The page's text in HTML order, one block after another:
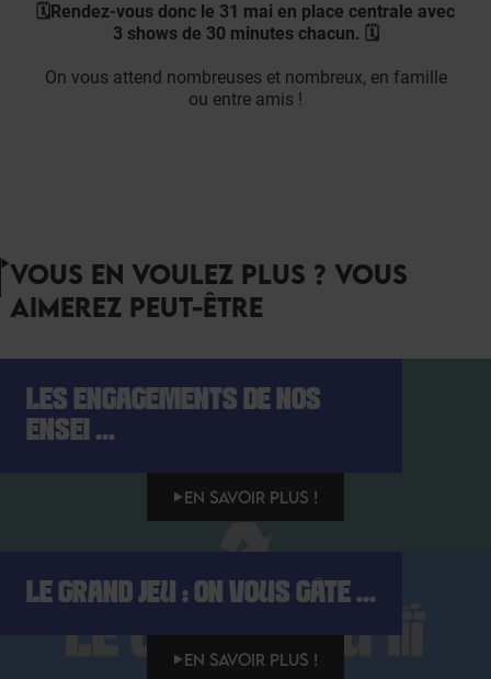
🗓Rendez-vous donc le 31 mai en place centrale avec
3 shows de 30 minutes chacun. 🗓
On vous attend nombreuses et nombreux, en famille
ou entre amis !
VOUS EN VOULEZ PLUS ? VOUS
AIMEREZ PEUT-ÊTRE
LES ENGAGEMENTS DE NOS
ENSEI ...
EN SAVOIR PLUS !
LE GRAND JEU : ON VOUS GÂTE ...
EN SAVOIR PLUS !